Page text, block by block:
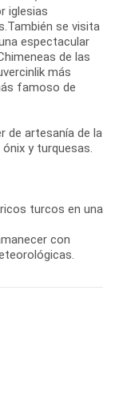
iglesias
se visita
espectacular
de las
más
famoso de
de artesanía de la
y turquesas.
turcos en una
con